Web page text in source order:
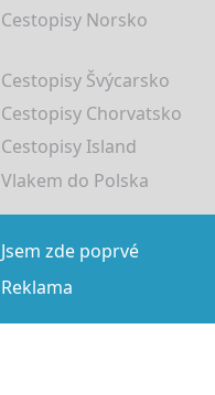
Cestopisy Norsko
Cestopisy Švýcarsko
Cestopisy Chorvatsko
Cestopisy Island
Vlakem do Polska
Jsem zde poprvé
Reklama